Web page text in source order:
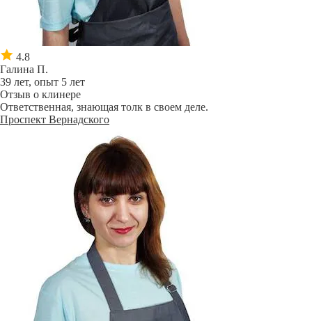
4.8
Галина П.
39 лет, опыт 5 лет
Отзыв о клинере
Ответственная, знающая толк в своем деле.
Проспект Вернадского